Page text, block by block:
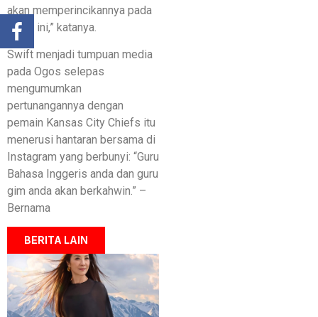
akan memperincikannya pada
masa ini,” katanya.
Swift menjadi tumpuan media
pada Ogos selepas
mengumumkan
pertunangannya dengan
pemain Kansas City Chiefs itu
menerusi hantaran bersama di
Instagram yang berbunyi: “Guru
Bahasa Inggeris anda dan guru
gim anda akan berkahwin.” –
Bernama
BERITA LAIN